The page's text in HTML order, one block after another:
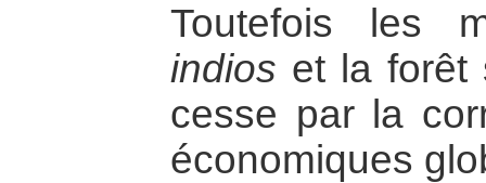
Toutefois les
indios et la forêt
cesse par la
économiques